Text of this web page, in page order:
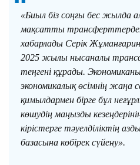
«Биыл біз соңғы бес жылда
мақсатты
хабарлады Серік
2025 жылы нысаналы
теңгені құрады.
экономикалық өсімнің жаңа
қимылдармен бірге бұл
көшудің маңызды
кірістерге тәуелділіктің
базасына көбірек сүйену».